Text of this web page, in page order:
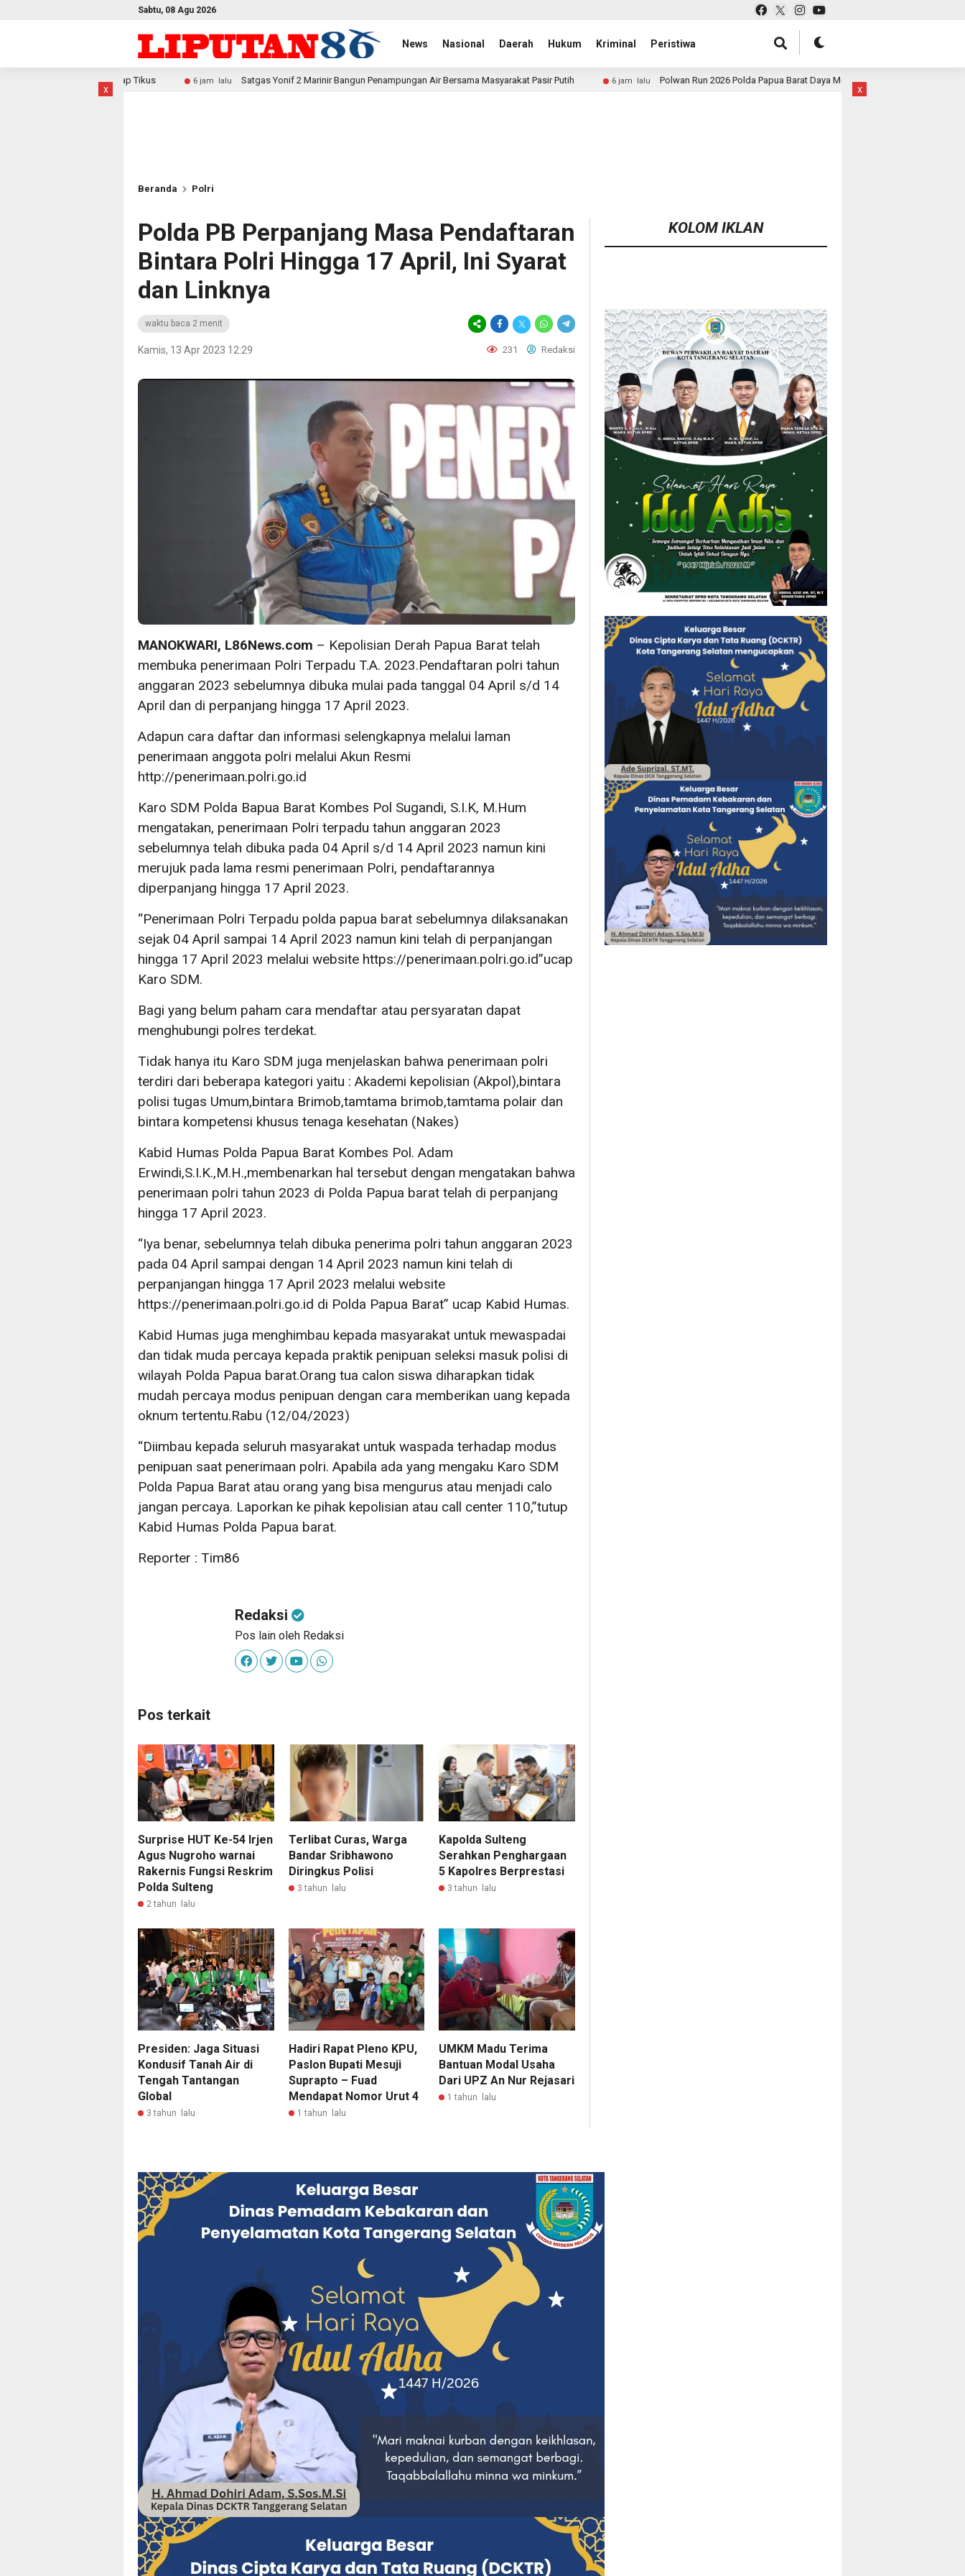
Sabtu, 08 Agu 2026
News Nasional Daerah Hukum Kriminal Peristiwa
x
6 jam lalu Satgas Yonif 2 Marinir Bangun Penampungan Air Bersama Masyarakat Pasir Putih 6 jam lalu Polwan Run 2026 Polda Papua Barat Daya Meriah, Pererat Kebersamaan Polri dan Masyarakat
Beranda Polri
Polda PB Perpanjang Masa Pendaftaran
Bintara Polri Hingga 17 April, Ini Syarat
dan Linknya
waktu baca 2 menit
Kamis, 13 Apr 2023 12:29 231 Redaksi
MANOKWARI, L86News.com – Kepolisian Derah Papua Barat telah
membuka penerimaan Polri Terpadu T.A. 2023.Pendaftaran polri tahun
anggaran 2023 sebelumnya dibuka mulai pada tanggal 04 April s/d 14
April dan di perpanjang hingga 17 April 2023.
Adapun cara daftar dan informasi selengkapnya melalui laman
penerimaan anggota polri melalui Akun Resmi
http://penerimaan.polri.go.id
Karo SDM Polda Bapua Barat Kombes Pol Sugandi, S.I.K, M.Hum
mengatakan, penerimaan Polri terpadu tahun anggaran 2023
sebelumnya telah dibuka pada 04 April s/d 14 April 2023 namun kini
merujuk pada lama resmi penerimaan Polri, pendaftarannya
diperpanjang hingga 17 April 2023.
“Penerimaan Polri Terpadu polda papua barat sebelumnya dilaksanakan
sejak 04 April sampai 14 April 2023 namun kini telah di perpanjangan
hingga 17 April 2023 melalui website https://penerimaan.polri.go.id”ucap
Karo SDM.
Bagi yang belum paham cara mendaftar atau persyaratan dapat
menghubungi polres terdekat.
Tidak hanya itu Karo SDM juga menjelaskan bahwa penerimaan polri
terdiri dari beberapa kategori yaitu : Akademi kepolisian (Akpol),bintara
polisi tugas Umum,bintara Brimob,tamtama brimob,tamtama polair dan
bintara kompetensi khusus tenaga kesehatan (Nakes)
Kabid Humas Polda Papua Barat Kombes Pol. Adam
Erwindi,S.I.K.,M.H.,membenarkan hal tersebut dengan mengatakan bahwa
penerimaan polri tahun 2023 di Polda Papua barat telah di perpanjang
hingga 17 April 2023.
“Iya benar, sebelumnya telah dibuka penerima polri tahun anggaran 2023
pada 04 April sampai dengan 14 April 2023 namun kini telah di
perpanjangan hingga 17 April 2023 melalui website
https://penerimaan.polri.go.id di Polda Papua Barat” ucap Kabid Humas.
Kabid Humas juga menghimbau kepada masyarakat untuk mewaspadai
dan tidak muda percaya kepada praktik penipuan seleksi masuk polisi di
wilayah Polda Papua barat.Orang tua calon siswa diharapkan tidak
mudah percaya modus penipuan dengan cara memberikan uang kepada
oknum tertentu.Rabu (12/04/2023)
“Diimbau kepada seluruh masyarakat untuk waspada terhadap modus
penipuan saat penerimaan polri. Apabila ada yang mengaku Karo SDM
Polda Papua Barat atau orang yang bisa mengurus atau menjadi calo
jangan percaya. Laporkan ke pihak kepolisian atau call center 110,”tutup
Kabid Humas Polda Papua barat.
Reporter : Tim86
Redaksi
Pos lain oleh Redaksi
Pos terkait
Surprise HUT Ke-54 Irjen
Agus Nugroho warnai
Rakernis Fungsi Reskrim
Polda Sulteng
2 tahun lalu
Terlibat Curas, Warga
Bandar Sribhawono
Diringkus Polisi
3 tahun lalu
Kapolda Sulteng
Serahkan Penghargaan
5 Kapolres Berprestasi
3 tahun lalu
Presiden: Jaga Situasi
Kondusif Tanah Air di
Tengah Tantangan
Global
3 tahun lalu
Hadiri Rapat Pleno KPU,
Paslon Bupati Mesuji
Suprapto – Fuad
Mendapat Nomor Urut 4
1 tahun lalu
UMKM Madu Terima
Bantuan Modal Usaha
Dari UPZ An Nur Rejasari
1 tahun lalu
KOLOM IKLAN
x